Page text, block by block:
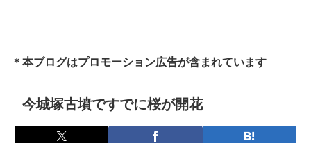
＊本ブログはプロモーション広告が含まれています
今城塚古墳ですでに桜が開花